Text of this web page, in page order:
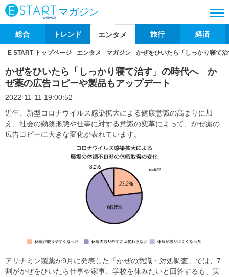
マガジン
総合 トレンド エンタメ 旅行 経済
E START トップページ エンタメ マガジン かぜをひいたら「しっかり寝て
かぜをひいたら「しっかり寝て治す」の時代へ か
ぜ薬の広告コピーや製品もアップデート
2022-11-11 19:00:52
近年、新型コロナウイルス感染拡大による健康意識の高まりに加
え、社会の勤務形態や仕事に対する意識の変革によって、かぜ薬の
広告コピーに大きな変化が表れています。
アリナミン製薬が9月に発表した「かぜの意識・対処調査」では、7
割がかぜをひいたら仕事や家事、学校を休みたいと回答するも、実